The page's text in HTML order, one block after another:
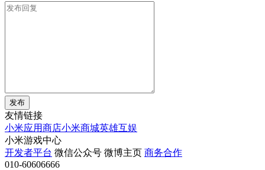
发布
友情链接
小米应用商店小米商城英雄互娱
小米游戏中心
开发者平台 微信公众号 微博主页 商务合作
010-60606666